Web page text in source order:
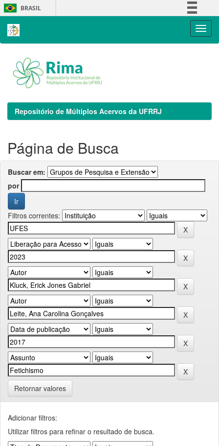
Skip
navigation
BRASIL
Repositório de Múltiplos Acervos da UFRRJ
Página de Busca
Buscar em:
por
Filtros correntes:
Retornar valores
Adicionar filtros:
Utilizar filtros para refinar o resultado de busca.